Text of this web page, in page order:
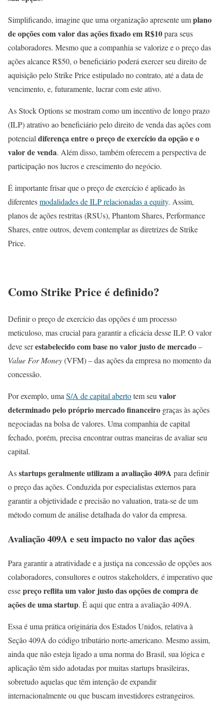
Simplificando, imagine que uma organização apresente umplano
de opções com valor das ações fixado em R$10para seus
colaboradores. Mesmo que a companhia se valorize e o preço das
ações alcance R$50, o beneficiário poderá exercer seu direito de
aquisição pelo Strike Price estipulado no contrato, até a data de
vencimento, e, futuramente, lucrar com este ativo.
As Stock Options se mostram como um incentivo de longo prazo
(ILP) atrativo ao beneficiário pelo direito de venda das ações com
potencial diferença entre o preço de exercício da opção e o
valor de venda. Além disso, também oferecem a perspectiva de
participação nos lucros e crescimento do negócio.
É importante frisar que o preço de exercício é aplicado às
diferentesmodalidades de ILP relacionadas a equity. Assim,
planos de ações restritas (RSUs), Phantom Shares, Performance
Shares, entre outros, devem contemplar as diretrizes de Strike
Price.
Como Strike Price é definido?
Definir o preço de exercício das opções é um processo
meticuloso, mas crucial para garantir a eficácia desse ILP. O valor
deve serestabelecido com base no valor justo de mercado–
Value For Money(VFM) – das ações da empresa no momento da
concessão.
Por exemplo, umaS/A de capital abertotem seuvalor
determinado pelo próprio mercado financeiro graças às ações
negociadas na bolsa de valores. Uma companhia de capital
fechado, porém, precisa encontrar outras maneiras de avaliar seu
capital.
Asstartups geralmente utilizam a avaliação 409A para definir
o preço das ações. Conduzida por especialistas externos para
garantir a objetividade e precisão no valuation, trata-se de um
método comum de análise detalhada do valor da empresa.
Avaliação 409A e seu impacto no valor das ações
Para garantir a atratividade e a justiça na concessão de opções aos
colaboradores, consultores e outros stakeholders, é imperativo que
essepreço reflita um valor justo das opções de compra de
ações de uma startup. É aqui que entra a avaliação 409A.
Essa é uma prática originária dos Estados Unidos, relativa à
Seção 409A do código tributário norte-americano. Mesmo assim,
ainda que não esteja ligado a uma norma do Brasil, sua lógica e
aplicação têm sido adotadas por muitas startups brasileiras,
sobretudo aquelas que têm intenção de expandir
internacionalmente ou que buscam investidores estrangeiros.